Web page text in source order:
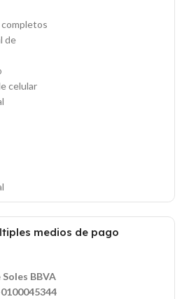
de
celular
medios de pago
BBVA